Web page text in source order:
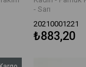
- Sarı
20210001221
₺883,20